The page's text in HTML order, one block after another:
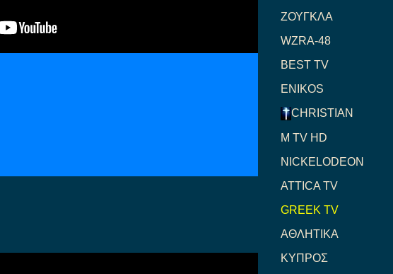
ΖΟΥΓΚΛΑ
WZRA-48
BEST TV
ENIKOS
CHRISTIAN
M TV HD
NICKELODEON
ATTICA TV
GREEK TV
ΑΘΛΗΤΙΚΑ
ΚΥΠΡΟΣ